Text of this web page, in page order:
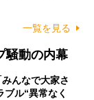
一覧を見る
騒動の内幕
んなで大家さ
ル“異常なく